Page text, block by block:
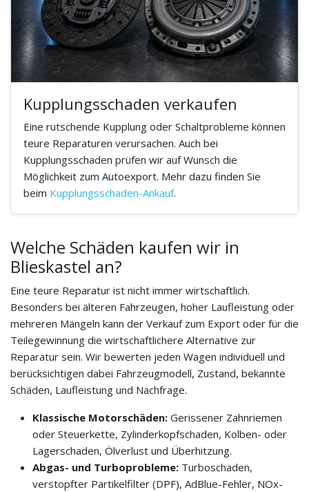
Kupplungsschaden verkaufen
Eine rutschende Kupplung oder Schaltprobleme können
teure Reparaturen verursachen. Auch bei
Kupplungsschaden prüfen wir auf Wunsch die
Möglichkeit zum Autoexport. Mehr dazu finden Sie
beim Kupplungsschaden-Ankauf.
Welche Schäden kaufen wir in
Blieskastel an?
Eine teure Reparatur ist nicht immer wirtschaftlich.
Besonders bei älteren Fahrzeugen, hoher Laufleistung oder
mehreren Mängeln kann der Verkauf zum Export oder für die
Teilegewinnung die wirtschaftlichere Alternative zur
Reparatur sein. Wir bewerten jeden Wagen individuell und
berücksichtigen dabei Fahrzeugmodell, Zustand, bekannte
Schäden, Laufleistung und Nachfrage.
Klassische Motorschäden: Gerissener Zahnriemen
oder Steuerkette, Zylinderkopfschaden, Kolben- oder
Lagerschaden, Ölverlust und Überhitzung.
Abgas- und Turboprobleme: Turboschaden,
verstopfter Partikelfilter (DPF), AdBlue-Fehler, NOx-